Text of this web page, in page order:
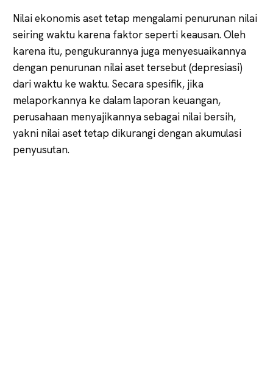
Nilai ekonomis aset tetap mengalami penurunan nilai
seiring waktu karena faktor seperti keausan. Oleh
karena itu, pengukurannya juga menyesuaikannya
dengan penurunan nilai aset tersebut (depresiasi)
dari waktu ke waktu. Secara spesifik, jika
melaporkannya ke dalam laporan keuangan,
perusahaan menyajikannya sebagai nilai bersih,
yakni nilai aset tetap dikurangi dengan akumulasi
penyusutan.